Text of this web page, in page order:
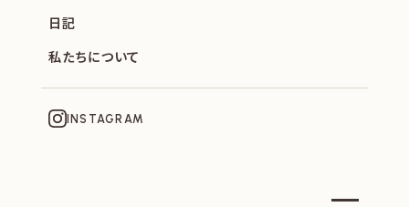
日記
私たちについて
INSTAGRAM